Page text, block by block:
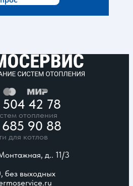
42 78
отопления
90 88
для котлов
д.. 11/3
без выходных